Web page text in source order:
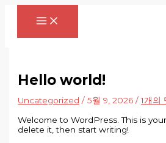
Hello world!
Uncategorized /5월 9, 2026/1개의
Welcome to WordPress. This is
delete it, then start writing!
여
입
요...
이
이
*
웹
트